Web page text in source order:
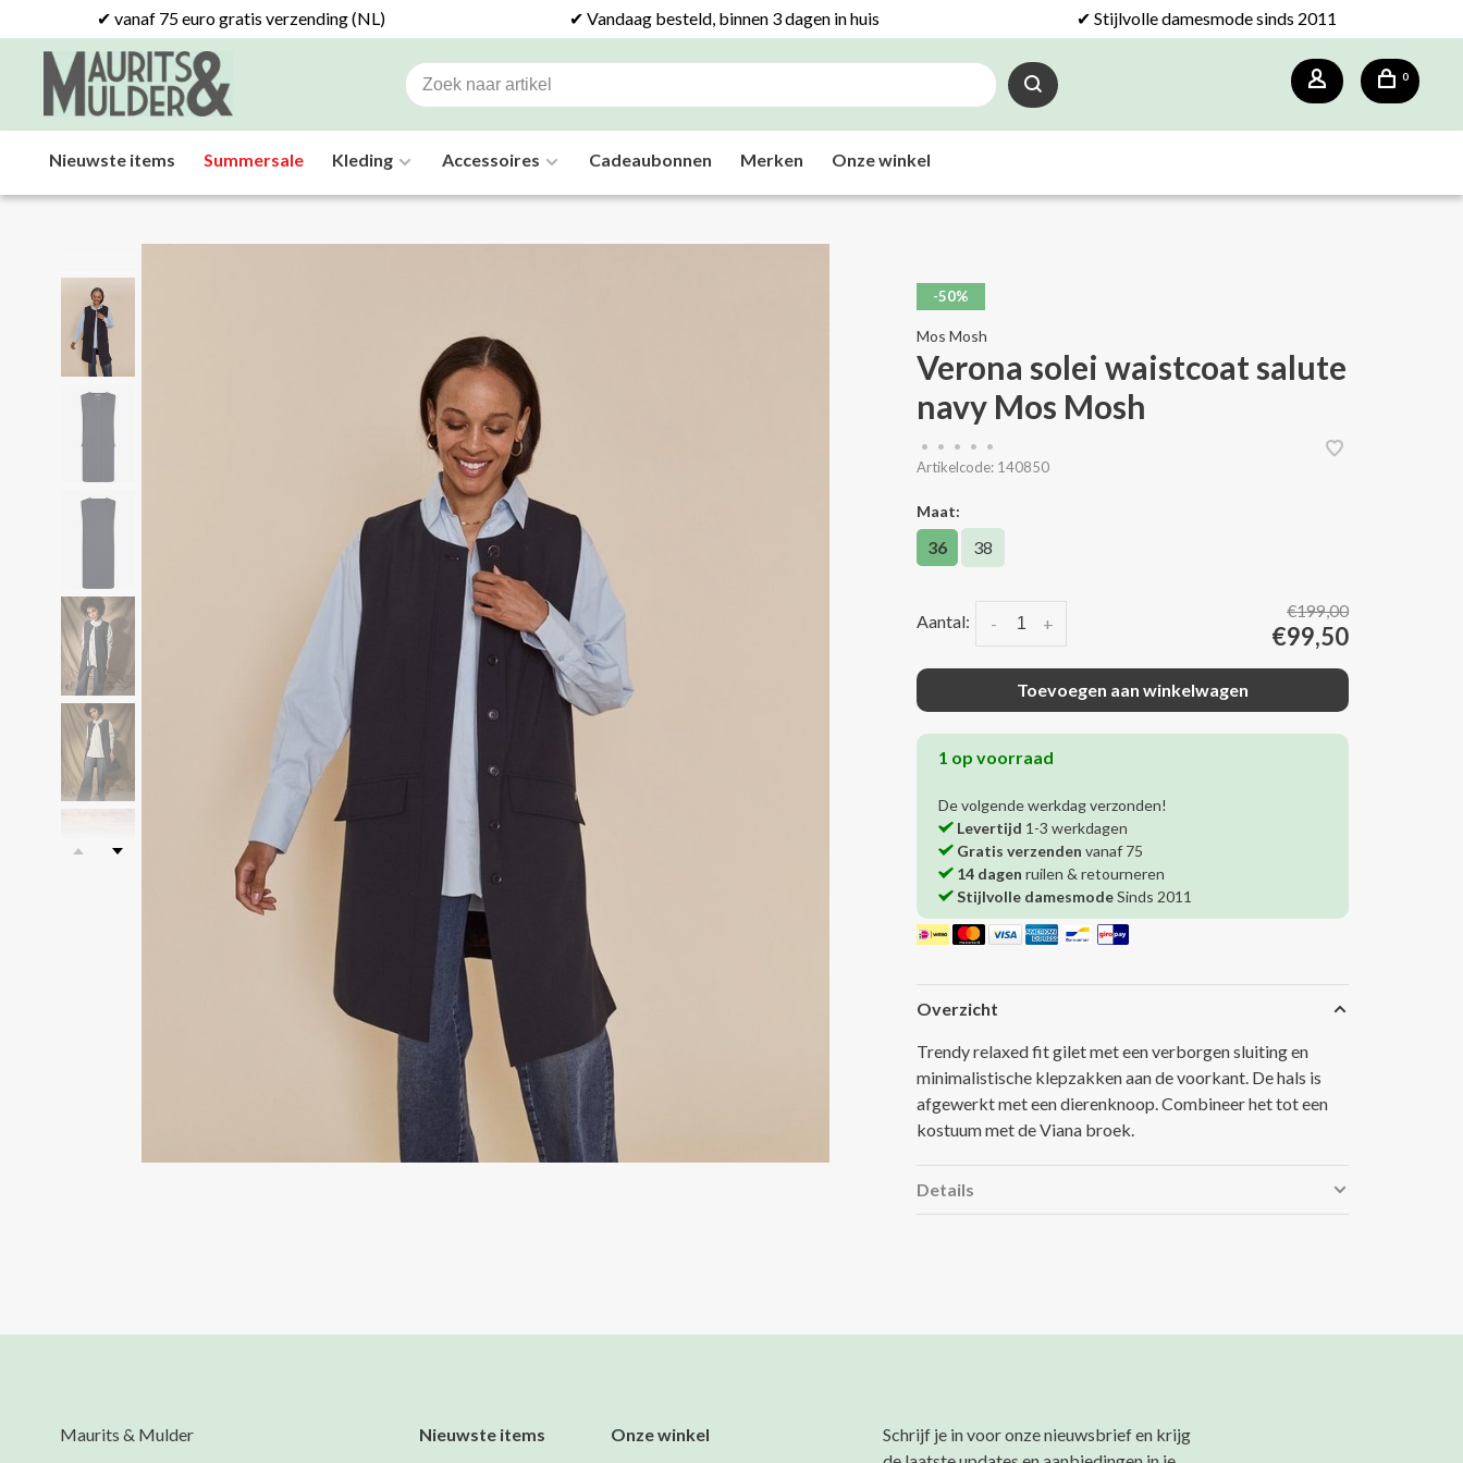
✔ vanaf 75 euro gratis verzending (NL) ✔ Vandaag besteld, binnen 3 dagen in huis ✔ Stijlvolle damesmode sinds 2011
0
Nieuwste items Summersale Kleding Accessoires Cadeaubonnen Merken Onze winkel
-50%
Mos Mosh
Verona solei waistcoat salute
navy Mos Mosh
• • • •
•
Artikelcode: 140850
Maat:
36 38
Aantal: +
-
€199,00
€99,50
Toevoegen aan winkelwagen
1 op voorraad
De volgende werkdag verzonden!
Levertijd 1-3 werkdagen
Gratis verzenden vanaf 75
14 dagen ruilen & retourneren
Stijlvolle damesmodeSinds 2011
Overzicht
Trendy relaxed fit gilet met een verborgen sluiting en
minimalistische klepzakken aan de voorkant. De hals is
afgewerkt met een dierenknoop. Combineer het tot een
kostuum met de Viana broek.
Details
Maurits & Mulder
Nieuwste items
Onze winkel
Schrijf je in voor onze nieuwsbrief en krijg